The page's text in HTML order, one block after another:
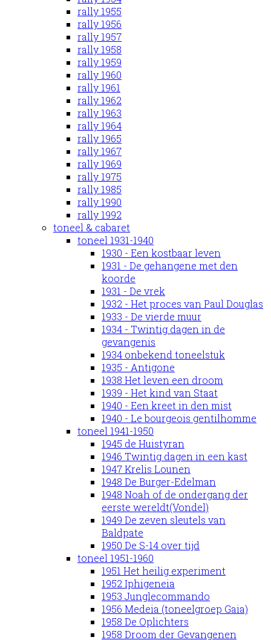
rally 1955
rally 1956
rally 1957
rally 1958
rally 1959
rally 1960
rally 1961
rally 1962
rally 1963
rally 1964
rally 1965
rally 1967
rally 1969
rally 1975
rally 1985
rally 1990
rally 1992
toneel & cabaret
toneel 1931-1940
1930 - Een kostbaar leven
1931 - De gehangene met den
koorde
1931 - De vrek
1932 - Het proces van Paul Douglas
1933 - De vierde muur
1934 - Twintig dagen in de
gevangenis
1934 onbekend toneelstuk
1935 - Antigone
1938 Het leven een droom
1939 - Het kind van Staat
1940 - Een kreet in den mist
1940 - Le bourgeois gentilhomme
toneel 1941-1950
1945 de Huistyran
1946 Twintig dagen in een kast
1947 Krelis Lounen
1948 De Burger-Edelman
1948 Noah of de ondergang der
eerste wereldt(Vondel)
1949 De zeven sleutels van
Baldpate
1950 De S-14 over tijd
toneel 1951-1960
1951 Het heilig experiment
1952 Iphigeneia
1953 Junglecommando
1956 Medeia (toneelgroep Gaia)
1958 De Oplichters
1958 Droom der Gevangenen